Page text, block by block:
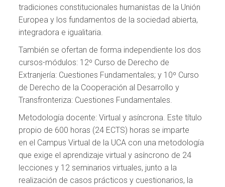
tradiciones constitucionales humanistas de la Unión
Europea y los fundamentos de la sociedad abierta,
integradora e igualitaria.
También se ofertan de forma independiente los dos
cursos-módulos: 12º Curso de Derecho de
Extranjería: Cuestiones Fundamentales; y 10º Curso
de Derecho de la Cooperación al Desarrollo y
Transfronteriza: Cuestiones Fundamentales.
Metodología docente: Virtual y asíncrona. Este título
propio de 600 horas (24 ECTS) horas se imparte
en el Campus Virtual de la UCA con una metodología
que exige el aprendizaje virtual y asíncrono de 24
lecciones y 12 seminarios virtuales, junto a la
realización de casos prácticos y cuestionarios, la